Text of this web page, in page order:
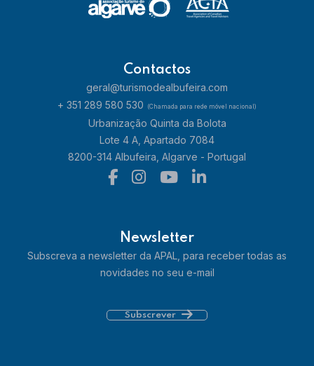
Contactos
geral@turismodealbufeira.com
+ 351 289 580 530
(Chamada para rede móvel nacional)
Urbanização Quinta da Bolota
Lote 4 A, Apartado 7084
8200-314 Albufeira, Algarve - Portugal
Newsletter
Subscreva a newsletter da APAL, para receber todas as
novidades no seu e-mail
Subscrever